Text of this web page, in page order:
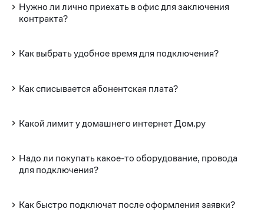
Нужно ли лично приехать в офис для заключения
контракта?
Как выбрать удобное время для подключения?
Как списывается абонентская плата?
Какой лимит у домашнего интернет Дом.ру
Надо ли покупать какое-то оборудование, провода
для подключения?
Как быстро подключат после оформления заявки?